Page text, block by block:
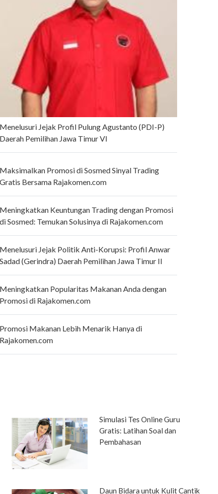
Jejak Profil Pulung Agustanto (PDI-P)
Pemilihan Jawa Timur VI
Promosi di Sosmed Sinyal Trading
Bersama Rajakomen.com
Keuntungan Trading dengan Promosi
Sosmed: Temukan Solusinya di Rajakomen.com
Jejak Politik Anti-Korupsi: Profil Anwar
(Gerindra) Daerah Pemilihan Jawa Timur II
Popularitas Makanan Anda dengan
di Rajakomen.com
Makanan Lebih Menarik Hanya di
Simulasi Tes Online Guru
Gratis: Latihan Soal dan
Pembahasan
Daun Bidara untuk Kulit Cantik